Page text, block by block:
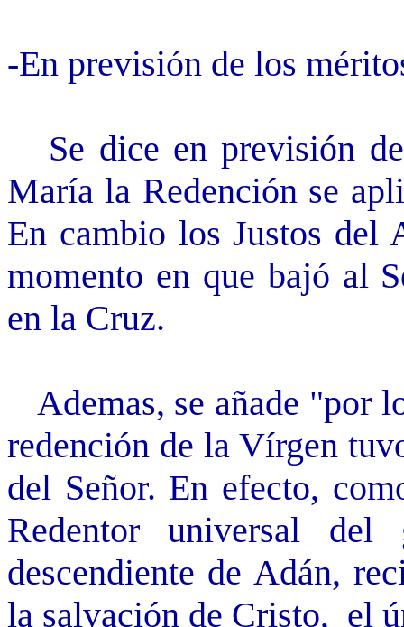
-En previsión de los
Se dice en previsión
María la Redención se
En cambio los Justos del
momento en que bajó al
en la Cruz.
Ademas, se añade "por
redención de la Vírgen
del Señor. En efecto,
Redentor universal del
descendiente de Adán,
la salvación de Cristo, el